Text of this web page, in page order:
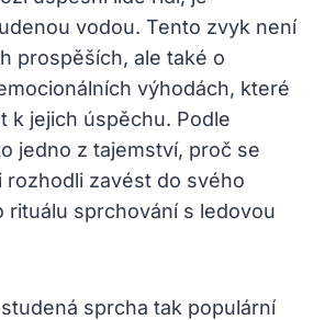
vodou. Tento zvyk není
prospěších, ale také o
výhodách, které
k jejich úspěchu. Podle
jedno z tajemství, proč se
rozhodli zavést do svého
rituálu sprchování s ledovou
sprcha tak populární